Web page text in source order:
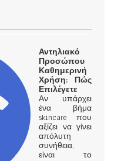
Αντηλιακό
Προσώπου
Καθημερινή
Χρήση: Πώς
Επιλέγετε
Αν υπάρχει
ένα βήμα
skincare που
αξίζει να γίνει
απόλυτη
συνήθεια,
είναι το